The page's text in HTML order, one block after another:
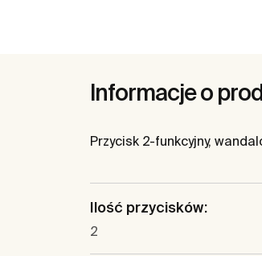
Informacje o
Przycisk 2-funkcyjny,
Ilość przycisków:
2